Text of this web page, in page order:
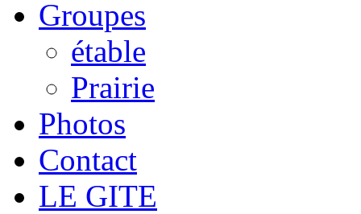
Groupes
étable
Prairie
Photos
Contact
LE GITE